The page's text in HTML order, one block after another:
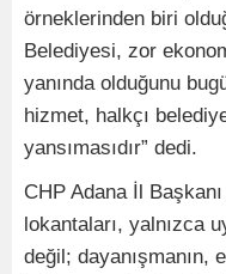
örneklerinden biri
Belediyesi, zor
yanında olduğunu
hizmet, halkçı
yansımasıdır” dedi.
CHP Adana İl
lokantaları, yalnızca
değil; dayanışmanın,